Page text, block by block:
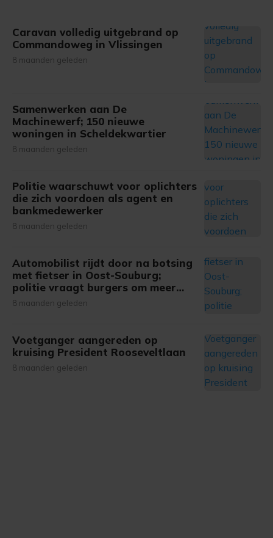
Caravan volledig uitgebrand op
Commandoweg in Vlissingen
8 maanden geleden
Samenwerken aan De
Machinewerf; 150 nieuwe
woningen in Scheldekwartier
8 maanden geleden
Politie waarschuwt voor oplichters
die zich voordoen als agent en
bankmedewerker
8 maanden geleden
Automobilist rijdt door na botsing
met fietser in Oost-Souburg;
politie vraagt burgers om meer
informatie
8 maanden geleden
Voetganger aangereden op
kruising President Rooseveltlaan
8 maanden geleden